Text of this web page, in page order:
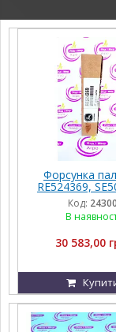
Форсунка
RE524369,
RE504181,
до John Deere
8220, 9680i,
Код: 24300
В
30 583,00